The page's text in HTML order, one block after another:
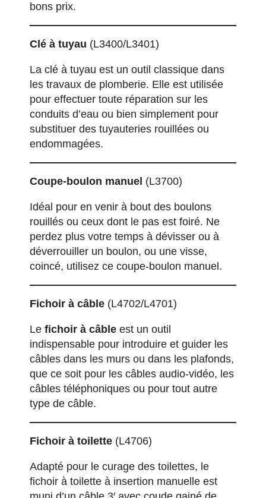
bons prix.
Clé à tuyau (L3400/L3401)
La clé à tuyau est un outil classique dans
les travaux de plomberie. Elle est utilisée
pour effectuer toute réparation sur les
conduits d’eau ou bien simplement pour
substituer des tuyauteries rouillées ou
endommagées.
Coupe-boulon manuel (L3700)
Idéal pour en venir à bout des boulons
rouillés ou ceux dont le pas est foiré. Ne
perdez plus votre temps à dévisser ou à
déverrouiller un boulon, ou une visse,
coincé, utilisez ce coupe-boulon manuel.
Fichoir à câble (L4702/L4701)
Le fichoir à câble est un outil
indispensable pour introduire et guider les
câbles dans les murs ou dans les plafonds,
que ce soit pour les câbles audio-vidéo, les
câbles téléphoniques ou pour tout autre
type de câble.
Fichoir à toilette (L4706)
Adapté pour le curage des toilettes, le
fichoir à toilette à insertion manuelle est